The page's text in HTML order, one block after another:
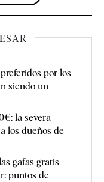
por los
siendo un
la severa
los dueños de
gafas gratis
puntos de